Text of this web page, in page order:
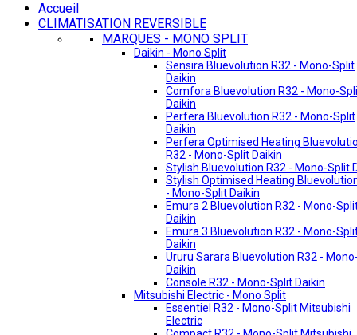
Accueil
CLIMATISATION REVERSIBLE
MARQUES - MONO SPLIT
Daikin - Mono Split
Sensira Bluevolution R32 - Mono-Split
Daikin
Comfora Bluevolution R32 - Mono-
Daikin
Perfera Bluevolution R32 - Mono-Split
Daikin
Perfera Optimised Heating
R32 - Mono-Split Daikin
Stylish Bluevolution R32 - Mono-Split
Stylish Optimised Heating
- Mono-Split Daikin
Emura 2 Bluevolution R32 - Mono-
Daikin
Emura 3 Bluevolution R32 - Mono-
Daikin
Ururu Sarara Bluevolution R32 -
Daikin
Console R32 - Mono-Split Daikin
Mitsubishi Electric - Mono Split
Essentiel R32 - Mono-Split Mitsubishi
Electric